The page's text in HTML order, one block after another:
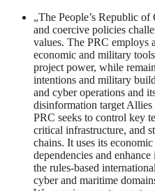
„The People’s Republic of
and coercive policies
values. The PRC employs
economic and military
project power, while
intentions and military
and cyber operations and
disinformation target
PRC seeks to control key
critical infrastructure, and
chains. It uses its
dependencies and
the rules-based
cyber and maritime